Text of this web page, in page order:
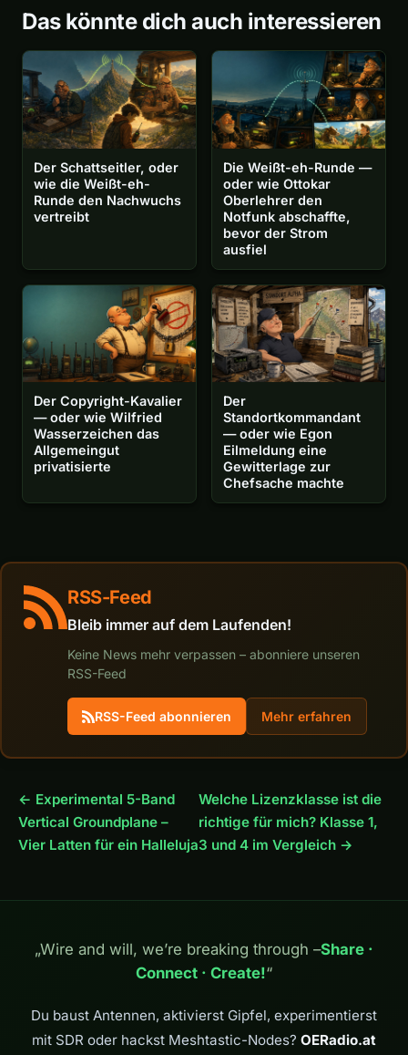
Das könnte dich auch interessieren
Der Schattseitler, oder
wie die Weißt-eh-
Runde den Nachwuchs
vertreibt
Die Weißt-eh-Runde —
oder wie Ottokar
Oberlehrer den
Notfunk abschaffte,
bevor der Strom
ausfiel
Der Copyright-Kavalier
— oder wie Wilfried
Wasserzeichen das
Allgemeingut
privatisierte
Der
Standortkommandant
— oder wie Egon
Eilmeldung eine
Gewitterlage zur
Chefsache machte
RSS-Feed
Bleib immer auf dem Laufenden!
Keine News mehr verpassen – abonniere unseren
RSS-Feed
RSS-Feed abonnieren Mehr erfahren
← Experimental 5-Band
Vertical Groundplane –
Vier Latten für ein Halleluja
Welche Lizenzklasse ist die
richtige für mich? Klasse 1,
3 und 4 im Vergleich →
„Wire and will, we’re breaking through –Share ·
Connect · Create!“
Du baust Antennen, aktivierst Gipfel, experimentierst
mit SDR oder hackst Meshtastic-Nodes? OERadio.at